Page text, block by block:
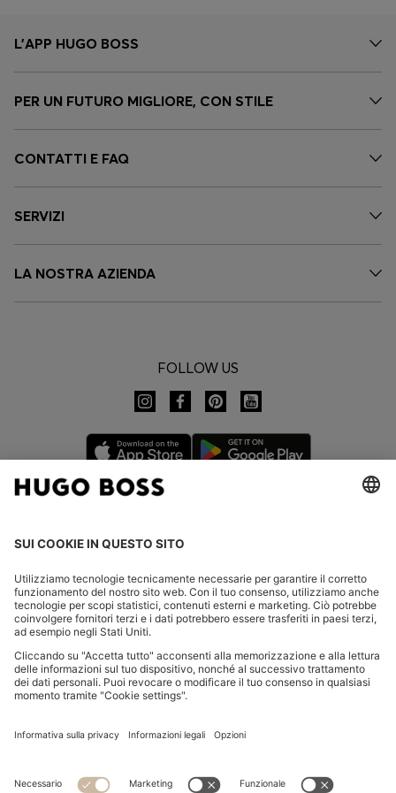
L'APP HUGO BOSS
PER UN FUTURO MIGLIORE, CON STILE
CONTATTI E FAQ
SERVIZI
LA NOSTRA AZIENDA
FOLLOW US
CHANGE COUNTRY:
Dichiarare la revoca
Dichiarazione di accessibilità
Informativa Privacy HUGO BOSS EXPERIENCE
Informativa Privacy HUGO BOSS Newsletter